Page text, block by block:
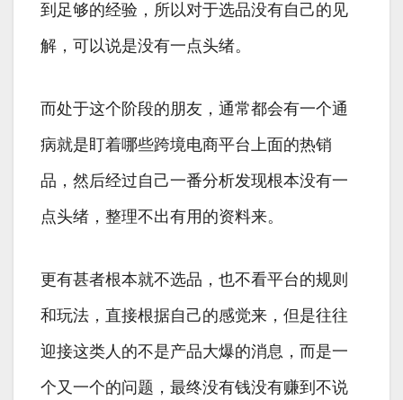
到足够的经验，所以对于选品没有自己的见
解，可以说是没有一点头绪。
而处于这个阶段的朋友，通常都会有一个通
病就是盯着哪些跨境电商平台上面的热销
品，然后经过自己一番分析发现根本没有一
点头绪，整理不出有用的资料来。
更有甚者根本就不选品，也不看平台的规则
和玩法，直接根据自己的感觉来，但是往往
迎接这类人的不是产品大爆的消息，而是一
个又一个的问题，最终没有钱没有赚到不说